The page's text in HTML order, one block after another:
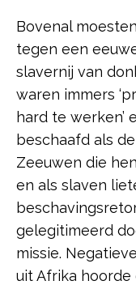
Bovenal
tegen een
slavernij van
waren immers
hard te werken’
beschaafd als
Zeeuwen die
en als slaven
gelegitimeerd
missie.
uit Afrika